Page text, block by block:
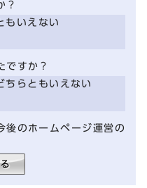
？
もいえない
ですか？
ちらともいえない
後のホームページ運営の